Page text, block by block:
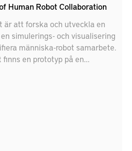
Human Robot Collaboration
är att forska och utveckla en
simulerings- och visualisering
människa-robot samarbete.
en prototyp på en